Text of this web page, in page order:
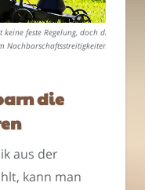
feste Regelung, doch die
Nachbarschaftsstreitigkeiten
die
aus der
kann man